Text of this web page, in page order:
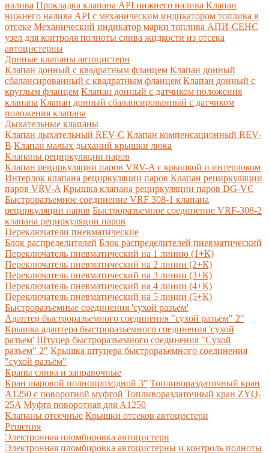
налива Прокладка клапана API нижнего налива Клапан
нижнего налива API с механическим индикатором топлива в
отсеке Механический индикатор марки топлива АПИ-СЕНС
узел для контроля полноты слива жидкости из отсека
автоцистерны
Донные клапаны автоцистерн
Клапан донный с квадратным фланцем Клапан донный
сбалансированный с квадратным фланцем Клапан донный с
круглым фланцем Клапан донный с датчиком положения
клапана Клапан донный сбалансированный с датчиком
положения клапана
Дыхательные клапаны
Клапан дыхательный REV-C Клапан компенсационный REV-
B Клапан малых дыханий крышки люка
Клапаны рециркуляции паров
Клапан рециркуляции паров VRV-A с крышкой и интерлоком
Интерлок клапана рециркуляции паров Клапан рециркуляции
паров VRV-A Крышка клапана рециркуляции паров DG-VC
Быстроразъемное соединение VRF 308-1 клапана
рециркуляции паров Быстроразъемное соединение VRF-308-2
клапана рециркуляции паров
Переключатели пневматические
Блок распределителей Блок распределителей пневматический
Переключатель пневматический на 1 линию (1+К)
Переключатель пневматический на 2 линии (2+К)
Переключатель пневматический на 3 линии (3+К)
Переключатель пневматический на 4 линии (4+К)
Переключатель пневматический на 5 линии (5+К)
Быстроразъемные соединения 'сухой разъём'
Адаптер быстроразъемного соединения "сухой разъём" 2"
Крышка адаптера быстроразъемного соединения 'сухой
разъем' Штуцер быстроразъемного соединения "Сухой
разъем" 2" Крышка штуцера быстрораъемного соединения
"сухой разъём"
Краны слива и заправочные
Кран шаровой полнопроходной 3" Топливораздаточный кран
A1250 с поворотной муфтой Топливораздаточный кран ZYQ-
25A Муфта поворотная для А1250
Клапаны отсечные Крышки отсеков автоцистерн
Решения
Электронная пломбировка автоцистерн
Электронная пломбировка автоцистерны и контроль полноты